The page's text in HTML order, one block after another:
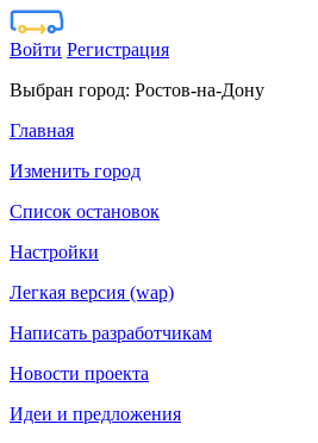
Войти Регистрация
Выбран город: Ростов-на-Дону
Главная
Изменить город
Список остановок
Настройки
Легкая версия (wap)
Написать разработчикам
Новости проекта
Идеи и предложения